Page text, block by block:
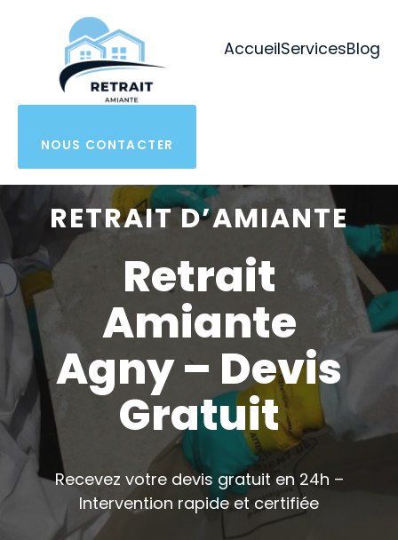
AccueilServicesBlog
NOUS CONTACTER
RETRAIT D’AMIANTE
Retrait
Amiante
Agny – Devis
Gratuit
Recevez votre devis gratuit en 24h –
Intervention rapide et certifiée